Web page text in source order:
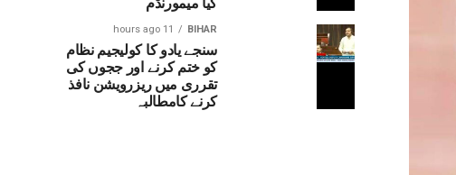
BIHAR
11 hours ago
سنجے یادو کا کولیجیم نظام
کو ختم کرنے اور ججوں کی
تقرری میں ریزرویشن نافذ
کرنے کامطالبہ